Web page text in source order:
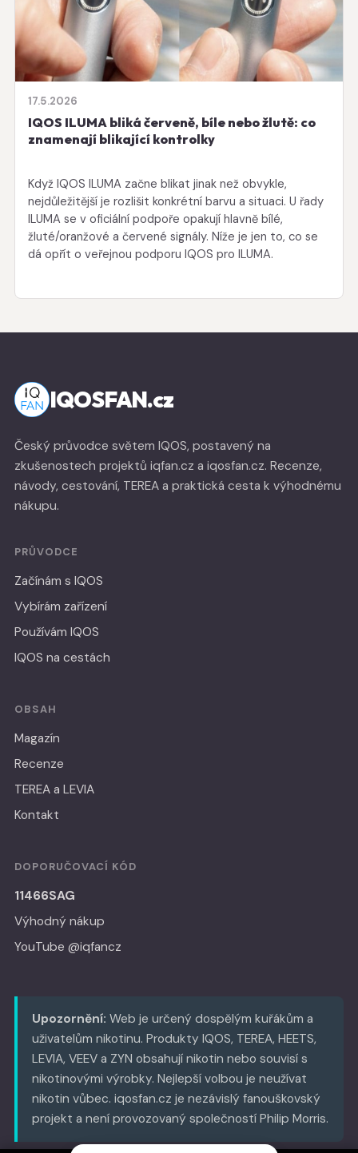
17.5.2026
IQOS ILUMA bliká červeně, bíle nebo žlutě: co
znamenají blikající kontrolky
Když IQOS ILUMA začne blikat jinak než obvykle,
nejdůležitější je rozlišit konkrétní barvu a situaci. U řady
ILUMA se v oficiální podpoře opakují hlavně bílé,
žluté/oranžové a červené signály. Níže je jen to, co se
dá opřít o veřejnou podporu IQOS pro ILUMA.
IQOSFAN.cz
Český průvodce světem IQOS, postavený na
zkušenostech projektů iqfan.cz a iqosfan.cz. Recenze,
návody, cestování, TEREA a praktická cesta k výhodnému
nákupu.
PRŮVODCE
Začínám s IQOS
Vybírám zařízení
Používám IQOS
IQOS na cestách
OBSAH
Magazín
Recenze
TEREA a LEVIA
Kontakt
DOPORUČOVACÍ KÓD
11466SAG
Výhodný nákup
YouTube @iqfancz
Upozornění: Web je určený dospělým kuřákům a
uživatelům nikotinu. Produkty IQOS, TEREA, HEETS,
LEVIA, VEEV a ZYN obsahují nikotin nebo souvisí s
nikotinovými výrobky. Nejlepší volbou je neužívat
nikotin vůbec. iqosfan.cz je nezávislý fanouškovský
projekt a není provozovaný společností Philip Morris.